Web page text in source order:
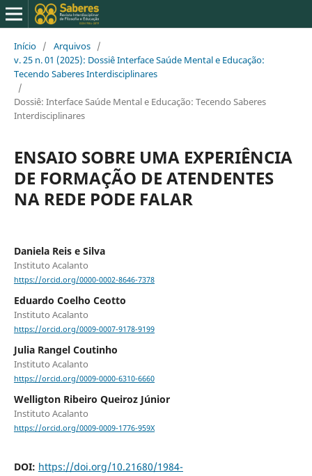
Início / Arquivos /
v. 25 n. 01 (2025): Dossiê Interface Saúde Mental e Educação:
Tecendo Saberes Interdisciplinares
/
Dossiê: Interface Saúde Mental e Educação: Tecendo Saberes
Interdisciplinares
ENSAIO SOBRE UMA EXPERIÊNCIA
DE FORMAÇÃO DE ATENDENTES
NA REDE PODE FALAR
Daniela Reis e Silva
Instituto Acalanto
https://orcid.org/0000-0002-8646-7378
Eduardo Coelho Ceotto
Instituto Acalanto
https://orcid.org/0009-0007-9178-9199
Julia Rangel Coutinho
Instituto Acalanto
https://orcid.org/0009-0000-6310-6660
Welligton Ribeiro Queiroz Júnior
Instituto Acalanto
https://orcid.org/0009-0009-1776-959X
DOI: https://doi.org/10.21680/1984-